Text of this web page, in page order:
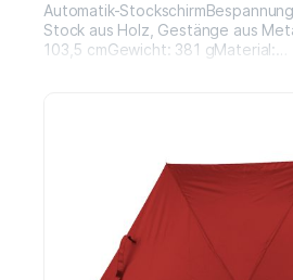
Automatik-
Stock aus Holz, Gestänge aus
103,5 cmGewicht: 381 gMaterial: